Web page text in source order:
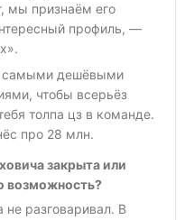
мы признаём его
профиль, —
самыми дешёвыми
чтобы всерьёз
толпа цз в команде.
про 28 млн.
закрыта или
возможность?
не разговаривал. В